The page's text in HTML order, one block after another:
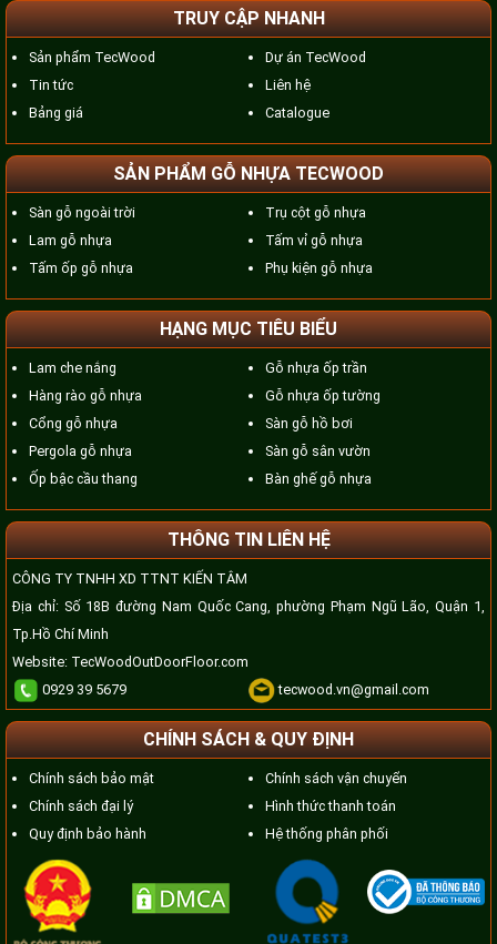
TRUY CẬP NHANH
Sản phẩm TecWood
Tin tức
Bảng giá
Dự án TecWood
Liên hệ
Catalogue
SẢN PHẨM GỖ NHỰA TECWOOD
Sàn gỗ ngoài trời
Lam gỗ nhựa
Tấm ốp gỗ nhựa
Trụ cột gỗ nhựa
Tấm vỉ gỗ nhựa
Phụ kiện gỗ nhựa
HẠNG MỤC TIÊU BIỂU
Lam che nắng
Hàng rào gỗ nhựa
Cổng gỗ nhựa
Pergola gỗ nhựa
Ốp bậc cầu thang
Gỗ nhựa ốp trần
Gỗ nhựa ốp tường
Sàn gỗ hồ bơi
Sàn gỗ sân vườn
Bàn ghế gỗ nhựa
THÔNG TIN LIÊN HỆ
CÔNG TY TNHH XD TTNT KIẾN TÂM
Địa chỉ: Số 18B đường Nam Quốc Cang, phường Phạm Ngũ Lão, Quận 1,
Tp.Hồ Chí Minh
Website: TecWoodOutDoorFloor.com
0929 39 5679
tecwood.vn@gmail.com
CHÍNH SÁCH & QUY ĐỊNH
Chính sách bảo mật
Chính sách đại lý
Quy định bảo hành
Chính sách vận chuyển
Hình thức thanh toán
Hệ thống phân phối